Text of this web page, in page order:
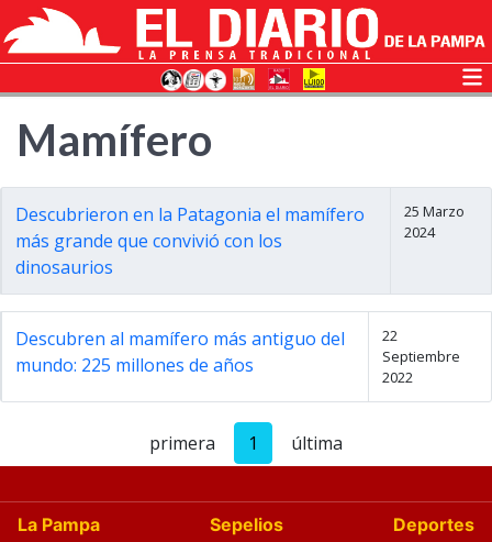
Mamífero
Descubrieron en la Patagonia el mamífero
más grande que convivió con los
dinosaurios
25 Marzo
2024
Descubren al mamífero más antiguo del
mundo: 225 millones de años
22
Septiembre
2022
primera 1 última
La Pampa Sepelios
Deportes